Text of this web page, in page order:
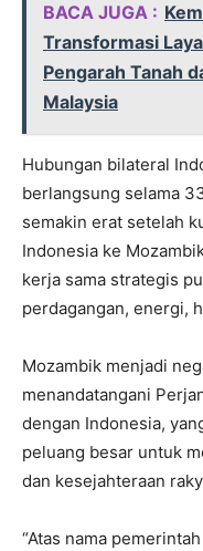
BACA JUGA :
Transformasi
Pengarah Tanah
Malaysia
Hubungan bilateral
berlangsung selama
semakin erat setelah
Indonesia ke
kerja sama strategis
perdagangan, energi,
Mozambik menjadi
menandatangani
dengan Indonesia,
peluang besar untuk
dan kesejahteraan
“Atas nama